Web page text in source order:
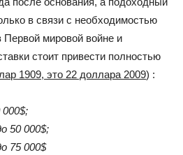
в связи с необходимостью
Первой мировой войне и
стоит привести полностью
1909, это 22 доллара 2009) :
000$;
50 000$;
75 000$